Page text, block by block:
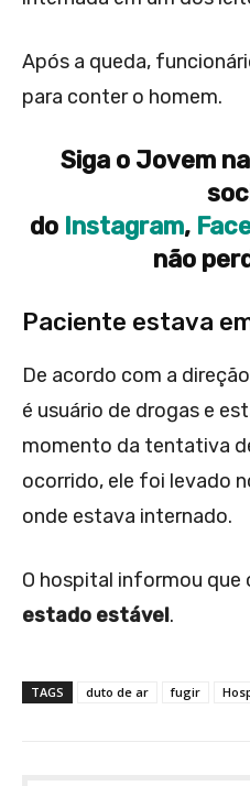
Após a queda,
para conter o homem.
Siga o Jovem
do Instagram,
não
Paciente estava
De acordo com a
é usuário de drogas e
momento da tentativa
ocorrido, ele foi levado
onde estava internado.
O hospital informou que
estado estável.
TAGS duto de ar fugir